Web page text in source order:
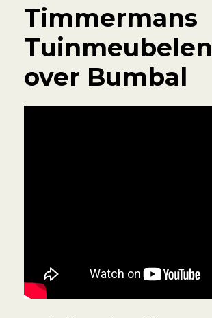
Timmermans
Tuinmeubelen
over Bumbal